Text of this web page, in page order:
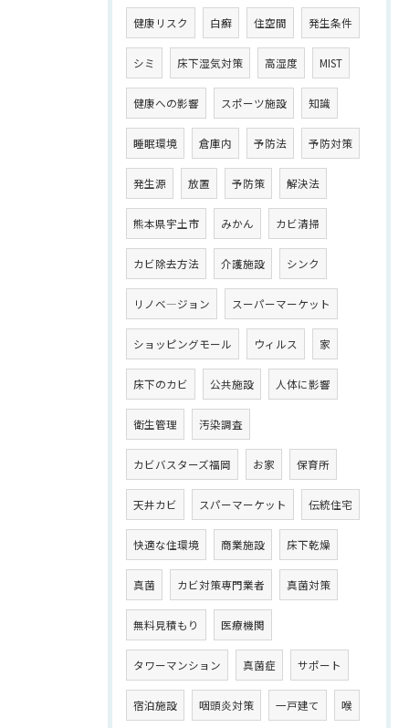
健康リスク 白癬 住空間 発生条件
シミ 床下湿気対策 高湿度 MIST
健康への影響 スポーツ施設 知識
睡眠環境 倉庫内 予防法 予防対策
発生源 放置 予防策 解決法
熊本県宇土市 みかん カビ清掃
カビ除去方法 介護施設 シンク
リノベ―ジョン スーパーマーケット
ショッピングモール ウィルス 家
床下のカビ 公共施設 人体に影響
衛生管理 汚染調査
カビバスターズ福岡 お家 保育所
天井カビ スパーマーケット 伝統住宅
快適な住環境 商業施設 床下乾燥
真菌 カビ対策専門業者 真菌対策
無料見積もり 医療機関
タワーマンション 真菌症 サポート
宿泊施設 咽頭炎対策 一戸建て 喉